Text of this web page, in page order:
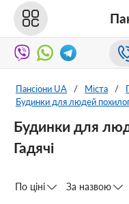
Пансіони UA / Міста /
Будинки для людей
Будинки для
Гадячі
По ціні За назвою